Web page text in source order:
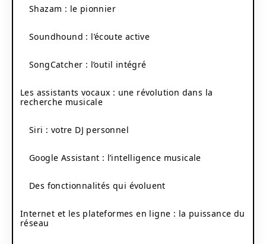
Shazam : le pionnier
Soundhound : l’écoute active
SongCatcher : l’outil intégré
Les assistants vocaux : une révolution dans la
recherche musicale
Siri : votre DJ personnel
Google Assistant : l’intelligence musicale
Des fonctionnalités qui évoluent
Internet et les plateformes en ligne : la puissance du
réseau